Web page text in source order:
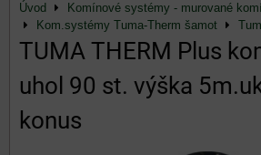
Úvod
Komínové systémy - murované
Kom.systémy Tuma-Therm šamot
TUMA THERM Plus
uhol 90 st. výška
konus